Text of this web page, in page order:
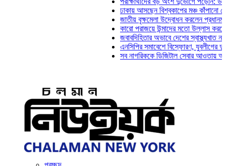
ঢাকায় আসছেন বিশ্বকাপের মঞ্চ কাঁপানো সেই সঞ্জয়
জাতীয় বৃক্ষমেলা উদ্বোধন করলেন প্রধানমন্ত্রী
কারো পরাজয়ে উন্মাদের মতো উল্লাস করতে হয় না:
জবাবদিহিতার অভাবে দেশের স্বাস্থ্যখাত নানা
এনসিপির সমাবেশে বিস্ফোরণ, যুবলীগের দুই
সব নাগরিককে ডিজিটাল সেবার আওতায় আনতে হবে: